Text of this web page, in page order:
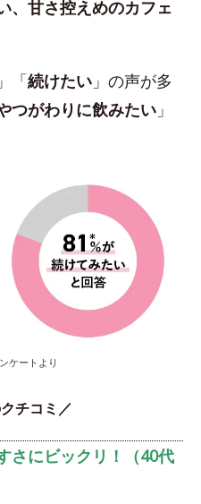
、甘さ控えめのカフェ
」「続けたい 」の声が多
つがわりに飲みたい 」
ケートより
チコミ／
さにビックリ！（40代